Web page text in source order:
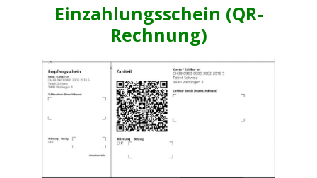
Einzahlungsschein (QR-
Rechnung)